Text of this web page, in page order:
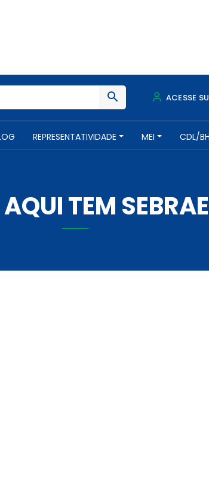
ACESSE
REPRESENTATIVIDADE MEI CDL/BH
AQUI TEM SEBRAE